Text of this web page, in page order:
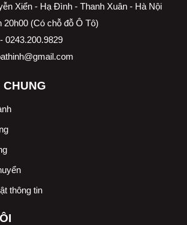
Xiển - Hạ Đình - Thanh Xuân - Hà Nội
20h00 (Có chỗ đỗ Ô Tô)
0243.200.9829
CHUNG
thông tin